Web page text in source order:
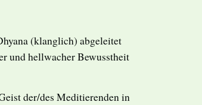
(klanglich) abgeleitet
und hellwacher Bewusstheit
der/des Meditierenden in